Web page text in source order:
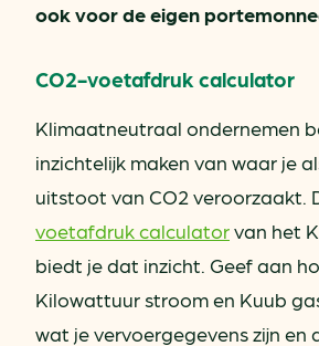
ook voor de eigen
CO2-voetafdruk calculator
Klimaatneutraal ondernemen
inzichtelijk maken van waar je
uitstoot van CO2 veroorzaakt.
voetafdruk calculatorvan het
biedt je dat inzicht. Geef aan
Kilowattuur stroom en Kuub
wat je vervoergegevens zijn en